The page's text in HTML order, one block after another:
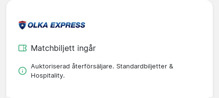
Matchbiljett ingår
Auktoriserad återförsäljare. Standardbiljetter &
Hospitality.